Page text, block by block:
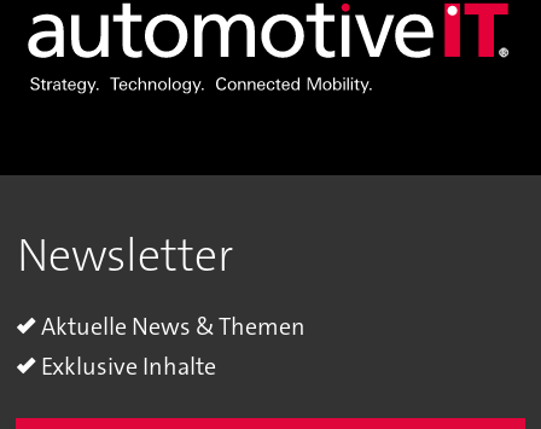
Newsletter
Aktuelle News & Themen
Exklusive Inhalte